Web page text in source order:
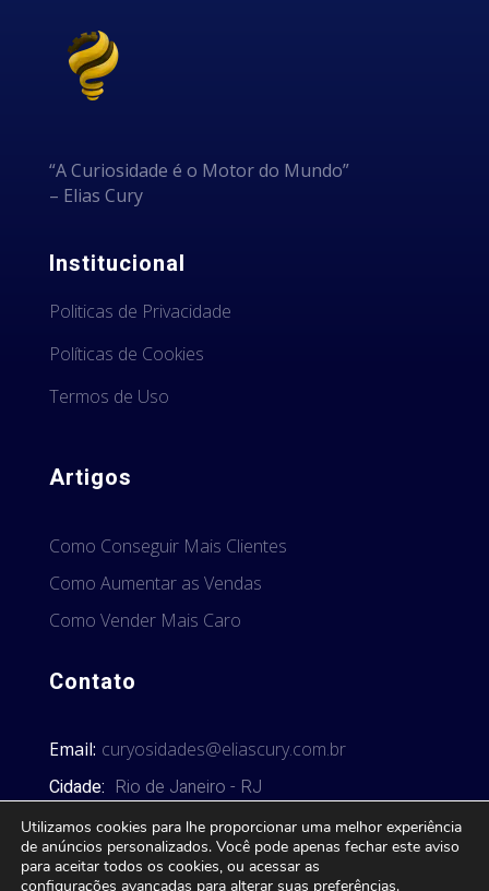
“A Curiosidade é o Motor do Mundo”
– Elias Cury
Institucional
Politicas de Privacidade
Políticas de Cookies
Termos de Uso
Artigos
Como Conseguir Mais Clientes
Como Aumentar as Vendas
Como Vender Mais Caro
Contato
Email: curyosidades@eliascury.com.br
Cidade: Rio de Janeiro - RJ
Utilizamos cookies para lhe proporcionar uma melhor experiência
de anúncios personalizados. Você pode apenas fechar este aviso
para aceitar todos os cookies, ou acessar as
configurações avançadas para alterar suas preferências.